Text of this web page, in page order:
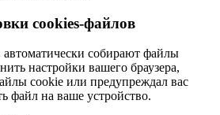
cookies-файлов
автоматически собирают файлы
настройки вашего браузера,
cookie или предупреждал вас
файл на ваше устройство.